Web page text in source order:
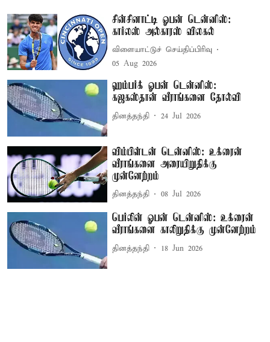
சின்சினாட்டி ஓபன் டென்னிஸ்:
கார்லஸ் அல்காரஸ் விலகல்
விளையாட்டுச் செய்திப்பிரிவு
05 Aug 2026
ஹம்பர்க் ஓபன் டென்னிஸ்:
கஜகஸ்தான் வீராங்கனை தோல்வி
தினத்தந்தி 24 Jul 2026
விம்பிள்டன் டென்னிஸ்: உக்ரைன்
வீராங்கனை அரையிறுதிக்கு
முன்னேற்றம்
தினத்தந்தி 08 Jul 2026
பெர்லின் ஓபன் டென்னிஸ்: உக்ரைன்
வீராங்கனை காலிறுதிக்கு முன்னேற்றம்
தினத்தந்தி 18 Jun 2026